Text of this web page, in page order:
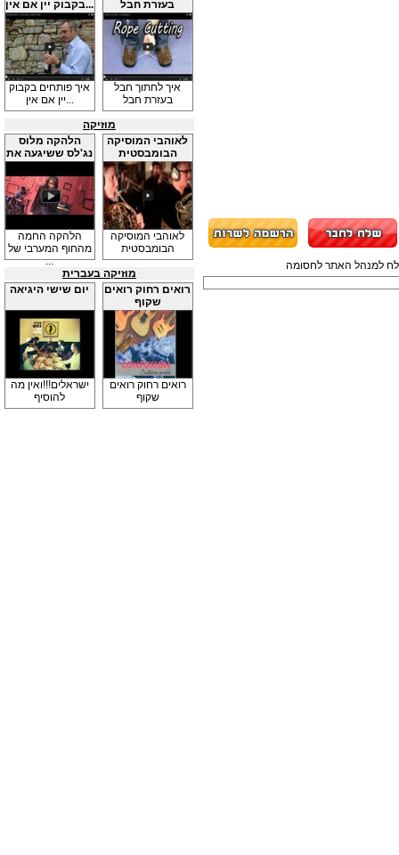
בקבוק יין אם אין...
איך פותחים בקבוק
יין אם אין...
בעזרת חבל
איך לחתוך חבל
בעזרת חבל
מוזיקה
הלהקה מלוס
נג'לס ששיגעה את
...
הלהקה החמה
מהחוף המערבי של
...
לאוהבי המוסיקה
הבומבסטית
לאוהבי המוסיקה
הבומבסטית
מוזיקה בעברית
יום שישי היגיאה
ישראלים!!!ואין מה
להוסיף
רואים רחוק רואים
שקוף
רואים רחוק רואים
שקוף
למנהל האתר לחסומה